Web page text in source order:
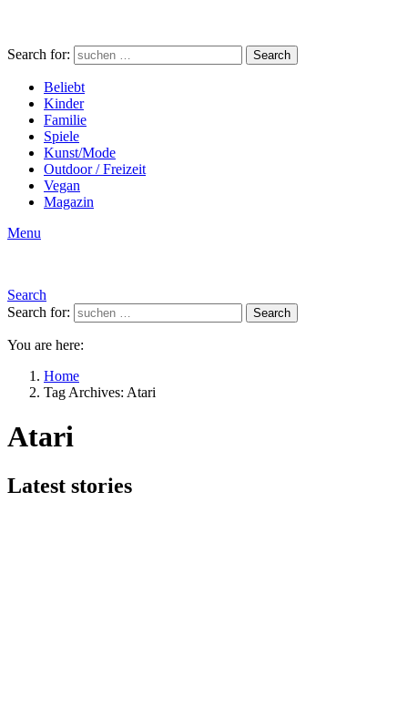
Search for: Search
Beliebt
Kinder
Familie
Spiele
Kunst/Mode
Outdoor / Freizeit
Vegan
Magazin
Menu
Search
Search for:
Search
You are here:
Home
Tag Archives: Atari
Atari
Latest stories